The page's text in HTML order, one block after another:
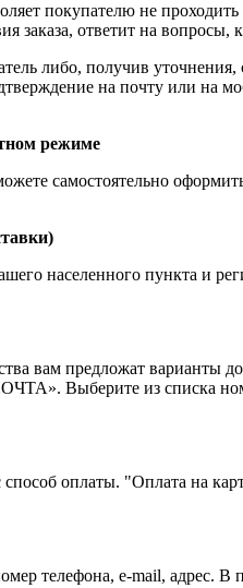
покупателю не
заказа, ответит на
либо, получив
на почту или на
режиме
самостоятельно
населенного пункта и
вам предложат варианты
Выберите из списка
оплаты. "Оплата на
телефона, e-mail, адрес. В